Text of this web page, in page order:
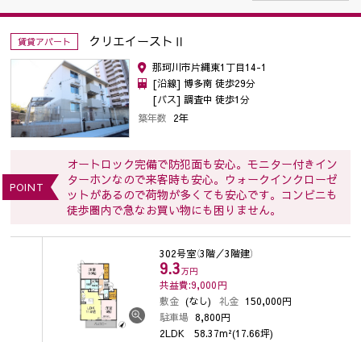
賃貸アパート クリエイーストⅡ
那珂川市片縄東1丁目14-1
[沿線] 博多南 徒歩29分
[バス] 調査中 徒歩1分
築年数 2年
POINT
オートロック完備で防犯面も安心。モニター付きイン
ターホンなので来客時も安心。ウォークインクローゼ
ットがあるので荷物が多くても安心です。コンビニも
徒歩圏内で急なお買い物にも困りません。
302号室（3階／3階建）
9.3万円
共益費:9,000円
敷金 (なし) 礼金 150,000円
駐車場 8,800円
2LDK 58.37m²(17.66坪)